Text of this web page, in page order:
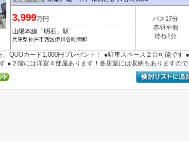
3,999万円
山陽本線 「 明石 」駅
兵庫県神戸市西区伊川谷町潤和
バス17分
赤羽平地
停歩1分
、QUOカード1,000円プレゼント！ ●駐車スペース２台可能です
●２階には洋室４部屋あります！各居室には収納もありますの